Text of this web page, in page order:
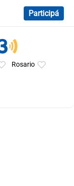
Participá
Rosario